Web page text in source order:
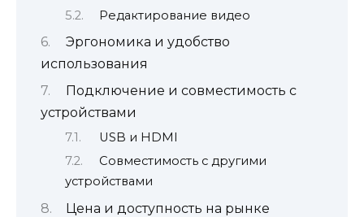
Редактирование видео
Эргономика и удобство
использования
Подключение и совместимость с
устройствами
USB и HDMI
Совместимость с другими
устройствами
Цена и доступность на рынке